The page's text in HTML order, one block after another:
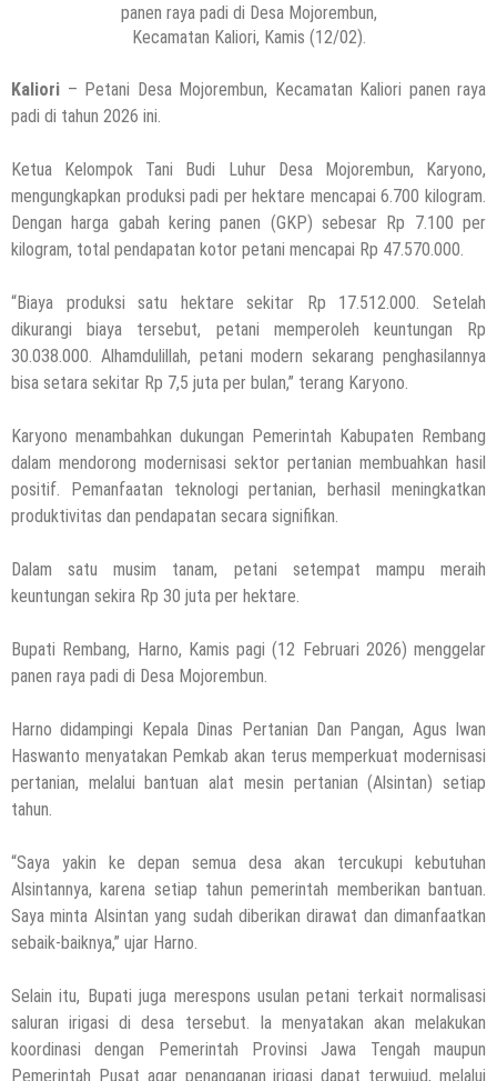
panen raya padi di Desa Mojorembun,
Kecamatan Kaliori, Kamis (12/02).
Kaliori – Petani Desa Mojorembun, Kecamatan Kaliori panen raya
padi di tahun 2026 ini.
Ketua Kelompok Tani Budi Luhur Desa Mojorembun, Karyono,
mengungkapkan produksi padi per hektare mencapai 6.700 kilogram.
Dengan harga gabah kering panen (GKP) sebesar Rp 7.100 per
kilogram, total pendapatan kotor petani mencapai Rp 47.570.000.
“Biaya produksi satu hektare sekitar Rp 17.512.000. Setelah
dikurangi biaya tersebut, petani memperoleh keuntungan Rp
30.038.000. Alhamdulillah, petani modern sekarang penghasilannya
bisa setara sekitar Rp 7,5 juta per bulan,” terang Karyono.
Karyono menambahkan dukungan Pemerintah Kabupaten Rembang
dalam mendorong modernisasi sektor pertanian membuahkan hasil
positif. Pemanfaatan teknologi pertanian, berhasil meningkatkan
produktivitas dan pendapatan secara signifikan.
Dalam satu musim tanam, petani setempat mampu meraih
keuntungan sekira Rp 30 juta per hektare.
Bupati Rembang, Harno, Kamis pagi (12 Februari 2026) menggelar
panen raya padi di Desa Mojorembun.
Harno didampingi Kepala Dinas Pertanian Dan Pangan, Agus Iwan
Haswanto menyatakan Pemkab akan terus memperkuat modernisasi
pertanian, melalui bantuan alat mesin pertanian (Alsintan) setiap
tahun.
“Saya yakin ke depan semua desa akan tercukupi kebutuhan
Alsintannya, karena setiap tahun pemerintah memberikan bantuan.
Saya minta Alsintan yang sudah diberikan dirawat dan dimanfaatkan
sebaik-baiknya,” ujar Harno.
Selain itu, Bupati juga merespons usulan petani terkait normalisasi
saluran irigasi di desa tersebut. Ia menyatakan akan melakukan
koordinasi dengan Pemerintah Provinsi Jawa Tengah maupun
Pemerintah Pusat agar penanganan irigasi dapat terwujud, melalui